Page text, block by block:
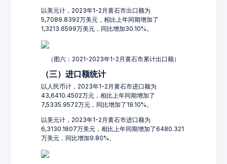
以美元计，2023年1-2月黄石市出口额为
5,7089.8392万美元，相比上年同期增加了
1,3213.6599万美元，同比增加30.10%。
（图六：2021-2023年1-2月黄石市累计出口额）
（三）进口额统计
以人民币计，2023年1-2月黄石市进口额为
43,6410.4502万元，相比上年同期增加了
7,5335.9572万元，同比增加了19.10%。
以美元计，2023年1-2月黄石市进口额为
6,3130.1807万美元，相比上年同期增加了6480.321
万美元，同比增加9.80%。